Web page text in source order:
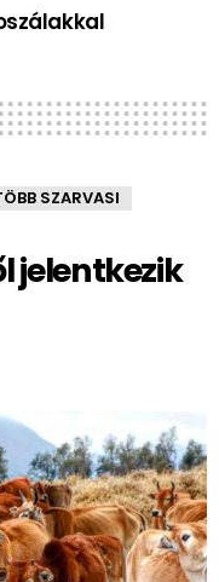
SZARVASI
jelentkezik